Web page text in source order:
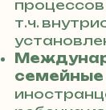
т.ч.
семейные